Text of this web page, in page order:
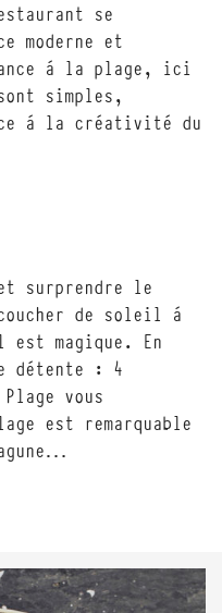
se
moderne et
à la plage, ici
simples,
à la créativité du
surprendre le
de soleil à
magique. En
détente : 4
vous
est remarquable